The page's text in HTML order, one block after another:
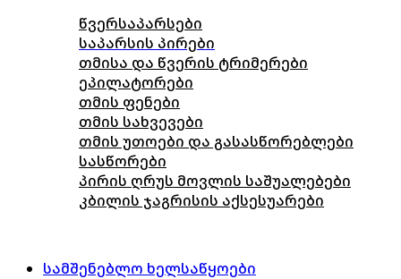
წვერსაპარსები
საპარსის პირები
თმისა და წვერის ტრიმერები
ეპილატორები
თმის ფენები
თმის სახვევები
თმის უთოები და გასასწორებლები
სასწორები
პირის ღრუს მოვლის საშუალებები
კბილის ჯაგრისის აქსესუარები
სამშენებლო ხელსაწყოები